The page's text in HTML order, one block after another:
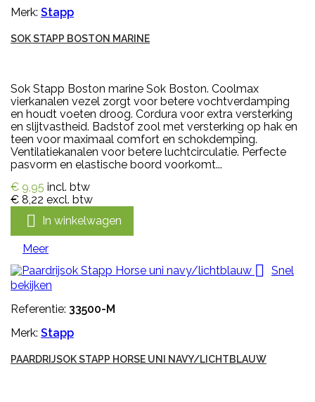
Merk: Stapp
SOK STAPP BOSTON MARINE
Sok Stapp Boston marine Sok Boston. Coolmax
vierkanalen vezel zorgt voor betere vochtverdamping
en houdt voeten droog. Cordura voor extra versterking
en slijtvastheid. Badstof zool met versterking op hak en
teen voor maximaal comfort en schokdemping.
Ventilatiekanalen voor betere luchtcirculatie. Perfecte
pasvorm en elastische boord voorkomt...
€ 9,95 incl. btw
€ 8,22 excl. btw
 In winkelwagen
Meer

Snel
bekijken
Referentie: 33500-M
Merk: Stapp
PAARDRIJSOK STAPP HORSE UNI NAVY/LICHTBLAUW